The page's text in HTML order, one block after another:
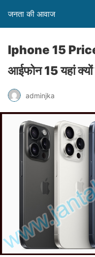
जनता की आवाज
Iphone 15
आईफोन 15 यहां क्यों
adminjka